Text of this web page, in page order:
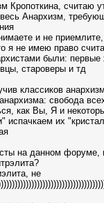
Кропоткина, считаю
Анархизм,
и не
я не имею право
были: первые
староверы и тд
классиков
свобода
как Вы, Я и
испачкаем их
на данном форуме,
не